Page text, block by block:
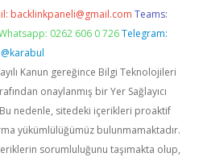
backlinkpaneli@gmail.com Teams:
0262 606 0 726 Telegram:
@karabul
Kanun gereğince Bilgi Teknolojileri
onaylanmış bir Yer Sağlayıcı
nedenle, sitedeki içerikleri proaktif
yükümlülüğümüz bulunmamaktadır.
sorumluluğunu taşımakta olup,